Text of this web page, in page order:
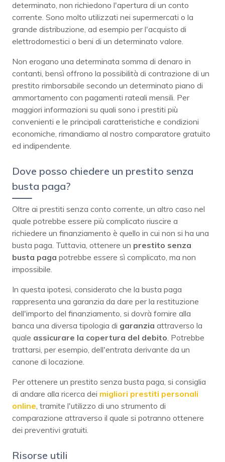
determinato, non richiedono l'apertura di un conto
corrente. Sono molto utilizzati nei supermercati o la
grande distribuzione, ad esempio per l'acquisto di
elettrodomestici o beni di un determinato valore.
Non erogano una determinata somma di denaro in
contanti, bensì offrono la possibilità di contrazione di un
prestito rimborsabile secondo un determinato piano di
ammortamento con pagamenti rateali mensili. Per
maggiori informazioni su quali sono i prestiti più
convenienti e le principali caratteristiche e condizioni
economiche, rimandiamo al nostro comparatore gratuito
ed indipendente.
Dove posso chiedere un prestito senza
busta paga?
Oltre ai prestiti senza conto corrente, un altro caso nel
quale potrebbe essere più complicato riuscire a
richiedere un finanziamento è quello in cui non si ha una
busta paga. Tuttavia, ottenere un prestito senza
busta paga potrebbe essere sì complicato, ma non
impossibile.
In questa ipotesi, considerato che la busta paga
rappresenta una garanzia da dare per la restituzione
dell'importo del finanziamento, si dovrà fornire alla
banca una diversa tipologia di garanzia attraverso la
quale assicurare la copertura del debito . Potrebbe
trattarsi, per esempio, dell'entrata derivante da un
canone di locazione.
Per ottenere un prestito senza busta paga, si consiglia
di andare alla ricerca dei migliori prestiti personali
online , tramite l'utilizzo di uno strumento di
comparazione attraverso il quale si potranno ottenere
dei preventivi gratuiti.
Risorse utili